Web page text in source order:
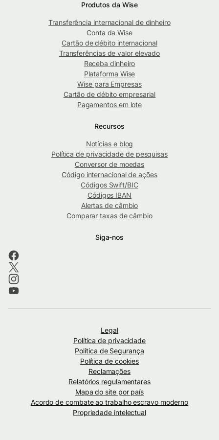
Produtos da Wise
Transferência internacional de dinheiro
Conta da Wise
Cartão de débito internacional
Transferências de valor elevado
Receba dinheiro
Plataforma Wise
Wise para Empresas
Cartão de débito empresarial
Pagamentos em lote
Recursos
Notícias e blog
Política de privacidade de pesquisas
Conversor de moedas
Código internacional de ações
Códigos Swift/BIC
Códigos IBAN
Alertas de câmbio
Comparar taxas de câmbio
Siga-nos
Legal
Política de privacidade
Política de Segurança
Política de cookies
Reclamações
Relatórios regulamentares
Mapa do site por país
Acordo de combate ao trabalho escravo moderno
Propriedade intelectual